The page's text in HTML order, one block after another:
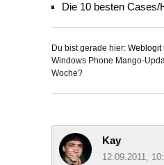
Die 10 besten Cases/
Du bist gerade hier: Weblogit
Windows Phone Mango-
Woche?
Kay
12.09.2011,